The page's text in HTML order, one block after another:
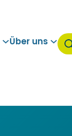
Über uns